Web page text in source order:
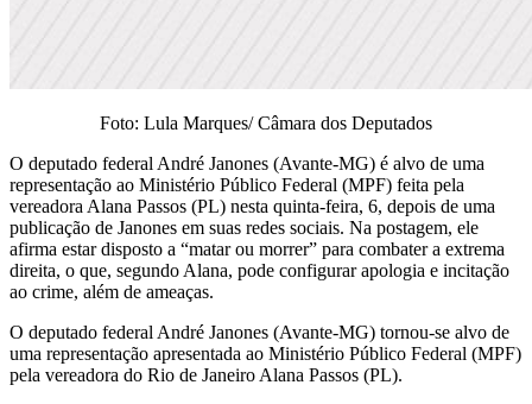
Foto: Lula Marques/ Câmara dos Deputados
O deputado federal André Janones (Avante-MG) é alvo de uma
representação ao Ministério Público Federal (MPF) feita pela
vereadora Alana Passos (PL) nesta quinta-feira, 6, depois de uma
publicação de Janones em suas redes sociais. Na postagem, ele
afirma estar disposto a “matar ou morrer” para combater a extrema
direita, o que, segundo Alana, pode configurar apologia e incitação
ao crime, além de ameaças.
O deputado federal André Janones (Avante-MG) tornou-se alvo de
uma representação apresentada ao Ministério Público Federal (MPF)
pela vereadora do Rio de Janeiro Alana Passos (PL).